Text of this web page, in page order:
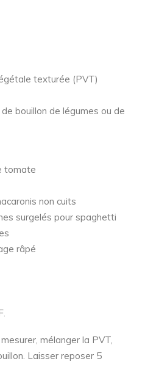
texturée (PVT)
bouillon de légumes ou de
tomate
non cuits
surgelés pour spaghetti
râpé
mélanger la PVT,
Laisser reposer 5